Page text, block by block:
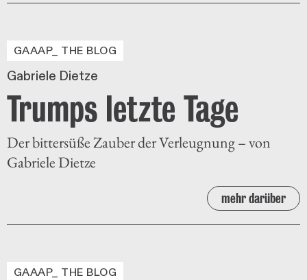
GAAAP_ THE BLOG
Gabriele Dietze
Trumps letzte Tage
Der bittersüße Zauber der Verleugnung – von
Gabriele Dietze
mehr darüber
GAAAP_ THE BLOG